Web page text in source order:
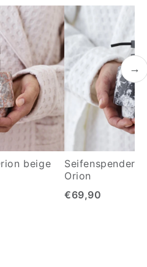
beige
Seifenspender
Orion
€69,90
→